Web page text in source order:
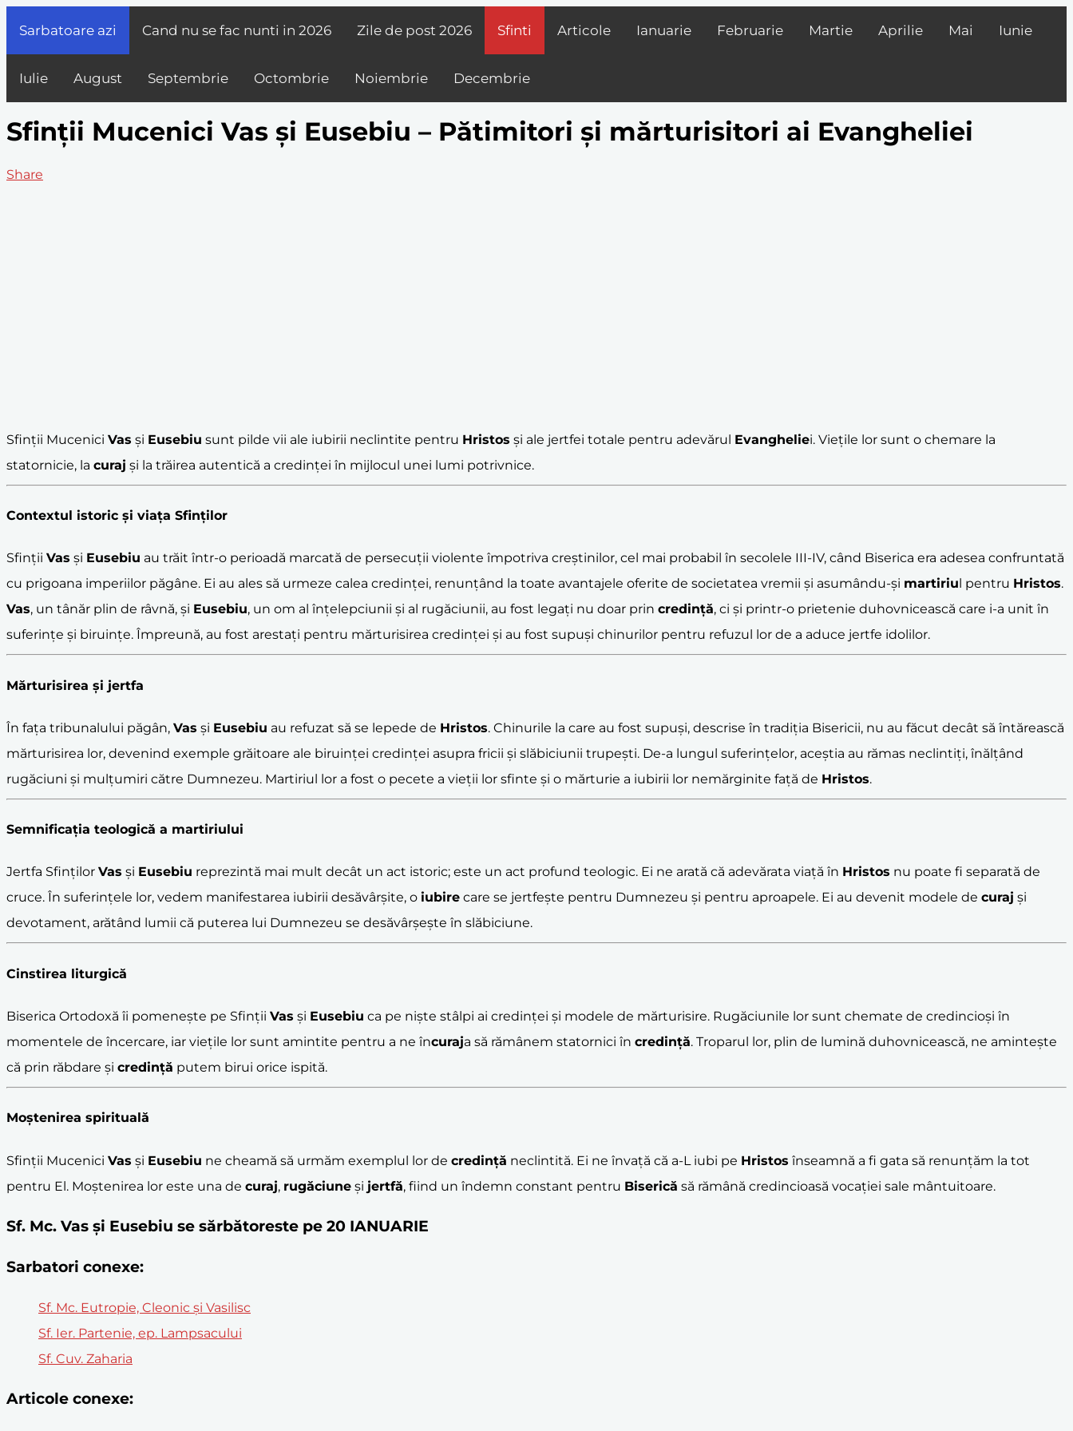
Sarbatoare azi Cand nu se fac nunti in 2026 Zile de post 2026 Sfinti Articole Ianuarie Februarie Martie Aprilie Mai Iunie
Iulie August Septembrie Octombrie Noiembrie Decembrie
Sfinții Mucenici Vas și Eusebiu – Pătimitori și mărturisitori ai Evangheliei
Share
Sfinții Mucenici Vas și Eusebiu sunt pilde vii ale iubirii neclintite pentru Hristos și ale jertfei totale pentru adevărul Evangheliei. Viețile lor sunt o chemare la
statornicie, la curaj și la trăirea autentică a credinței în mijlocul unei lumi potrivnice.
Contextul istoric și viața Sfinților
Sfinții Vas și Eusebiu au trăit într-o perioadă marcată de persecuții violente împotriva creștinilor, cel mai probabil în secolele III-IV, când Biserica era adesea confruntată
cu prigoana imperiilor păgâne. Ei au ales să urmeze calea credinței, renunțând la toate avantajele oferite de societatea vremii și asumându-și martiriu l pentru Hristos.
Vas, un tânăr plin de râvnă, și Eusebiu, un om al înțelepciunii și al rugăciunii, au fost legați nu doar prin credință, ci și printr-o prietenie duhovnicească care i-a unit în
suferințe și biruințe. Împreună, au fost arestați pentru mărturisirea credinței și au fost supuși chinurilor pentru refuzul lor de a aduce jertfe idolilor.
Mărturisirea și jertfa
În fața tribunalului păgân, Vas și Eusebiu au refuzat să se lepede de Hristos. Chinurile la care au fost supuși, descrise în tradiția Bisericii, nu au făcut decât să întărească
mărturisirea lor, devenind exemple grăitoare ale biruinței credinței asupra fricii și slăbiciunii trupești. De-a lungul suferințelor, aceștia au rămas neclintiți, înălțând
rugăciuni și mulțumiri către Dumnezeu. Martiriul lor a fost o pecete a vieții lor sfinte și o mărturie a iubirii lor nemărginite față de Hristos.
Semnificația teologică a martiriului
Jertfa Sfinților Vas și Eusebiu reprezintă mai mult decât un act istoric; este un act profund teologic. Ei ne arată că adevărata viață în Hristos nu poate fi separată de
cruce. În suferințele lor, vedem manifestarea iubirii desăvârșite, o iubire care se jertfește pentru Dumnezeu și pentru aproapele. Ei au devenit modele de curaj și
devotament, arătând lumii că puterea lui Dumnezeu se desăvârșește în slăbiciune.
Cinstirea liturgică
Biserica Ortodoxă îi pomenește pe Sfinții Vas și Eusebiu ca pe niște stâlpi ai credinței și modele de mărturisire. Rugăciunile lor sunt chemate de credincioși în
momentele de încercare, iar viețile lor sunt amintite pentru a ne încuraja să rămânem statornici în credință. Troparul lor, plin de lumină duhovnicească, ne amintește
că prin răbdare și credință putem birui orice ispită.
Moștenirea spirituală
Sfinții Mucenici Vas și Eusebiu ne cheamă să urmăm exemplul lor de credință neclintită. Ei ne învață că a-L iubi pe Hristos înseamnă a fi gata să renunțăm la tot
pentru El. Moștenirea lor este una de curaj, rugăciune și jertfă, fiind un îndemn constant pentru Biserică să rămână credincioasă vocației sale mântuitoare.
Sf. Mc. Vas şi Eusebiu se sărbătoreste pe 20 IANUARIE
Sarbatori conexe:
Sf. Mc. Eutropie, Cleonic şi Vasilisc
Sf. Ier. Partenie, ep. Lampsacului
Sf. Cuv. Zaharia
Articole conexe: